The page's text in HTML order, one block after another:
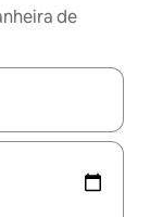
de
navegue com